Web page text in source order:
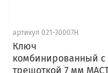
артикул 021-30007H
Ключ
комбинированный с
трещоткой 7 мм